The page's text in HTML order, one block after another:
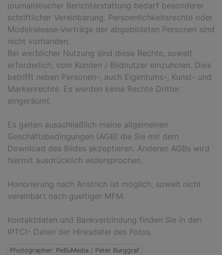
journalistischer Berichterstattung bedarf besonderer
schriftlicher Vereinbarung. Persoenlichkeitsrechte oder
Modelrelease-Verträge der abgebildeten Personen sind
nicht vorhanden.
Bei werblicher Nutzung sind diese Rechte, soweit
erforderlich, vom Kunden / Bildnutzer einzuholen. Dies
betrifft neben Personen-, auch Eigentums-, Kunst- und
Markenrechte. Es werden keine Rechte Dritter
eingeräumt.
Es gelten ausschließlich meine allgemeinen
Geschäftsbedingungen (AGB) die Sie mit dem
Download des Bildes akzeptieren. Anderen AGBs wird
hiermit ausdrücklich widersprochen.
Honorierung nach Anstrich ist möglich, soweit nicht
vereinbart nach gueltiger MFM.
Kontaktdaten und Bankverbindung finden Sie in den
IPTCI- Daten der Hiresdatei des Fotos.
Photographer: PeBuMedia / Peter Burggraf